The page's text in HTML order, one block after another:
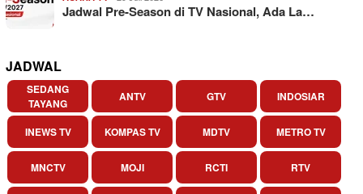
Jadwal Pre-Season di TV Nasional, Ada La…
JADWAL
SEDANG
TAYANG
ANTV GTV INDOSIAR
INEWS TV KOMPAS TV MDTV METRO TV
MNCTV MOJI RCTI RTV